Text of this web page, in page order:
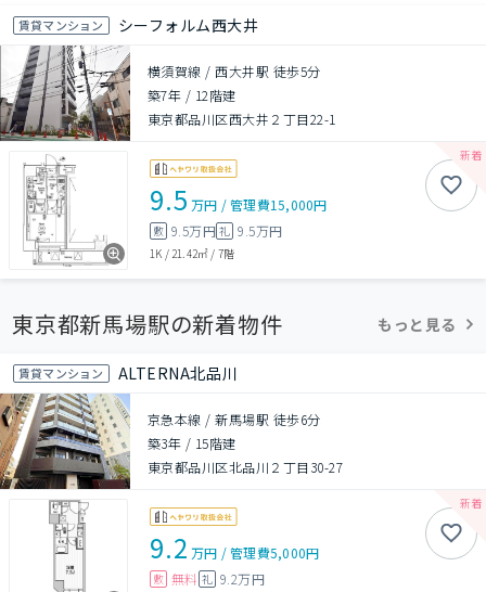
賃貸マンション シーフォルム西大井
横須賀線 / 西大井駅 徒歩5分
築7年 / 12階建
東京都品川区西大井２丁目22-1
9.5 万円 /管理費15,000円
敷 9.5万円礼 9.5万円
1K /21.42㎡ / 7階
東京都新馬場駅の新着物件 もっと見る
賃貸マンション ALTERNA北品川
京急本線 / 新馬場駅 徒歩6分
築3年 / 15階建
東京都品川区北品川２丁目30-27
9.2 万円 /管理費5,000円
敷 無料 礼 9.2万円